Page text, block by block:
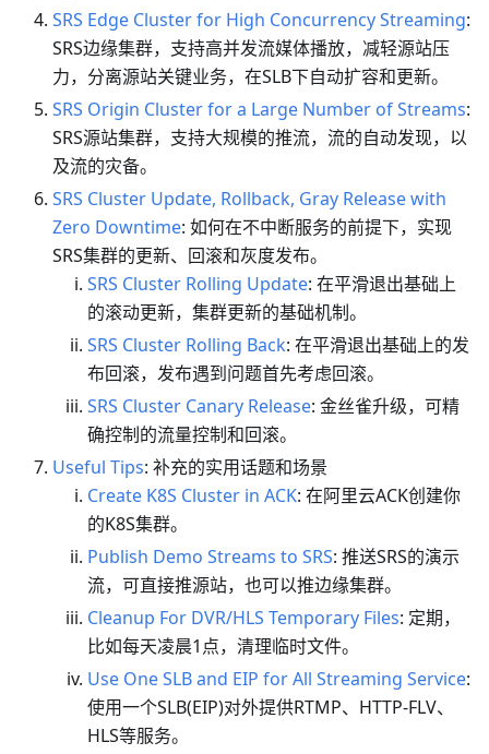
SRS Edge Cluster for High Concurrency Streaming:
SRS边缘集群，支持高并发流媒体播放，减轻源站压
力，分离源站关键业务，在SLB下自动扩容和更新。
SRS Origin Cluster for a Large Number of Streams:
SRS源站集群，支持大规模的推流，流的自动发现，以
及流的灾备。
SRS Cluster Update, Rollback, Gray Release with
Zero Downtime: 如何在不中断服务的前提下，实现
SRS集群的更新、回滚和灰度发布。
SRS Cluster Rolling Update: 在平滑退出基础上
的滚动更新，集群更新的基础机制。
SRS Cluster Rolling Back: 在平滑退出基础上的发
布回滚，发布遇到问题首先考虑回滚。
SRS Cluster Canary Release: 金丝雀升级，可精
确控制的流量控制和回滚。
Useful Tips: 补充的实用话题和场景
Create K8S Cluster in ACK: 在阿里云ACK创建你
的K8S集群。
Publish Demo Streams to SRS: 推送SRS的演示
流，可直接推源站，也可以推边缘集群。
Cleanup For DVR/HLS Temporary Files: 定期，
比如每天凌晨1点，清理临时文件。
Use One SLB and EIP for All Streaming Service:
使用一个SLB(EIP)对外提供RTMP、HTTP-FLV、
HLS等服务。